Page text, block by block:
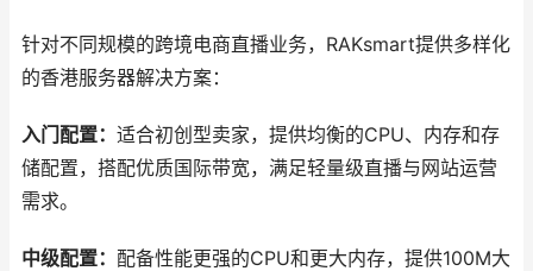
针对不同规模的跨境电商直播业务，RAKsmart提供多样化
的香港服务器解决方案：
入门配置： 适合初创型卖家，提供均衡的CPU、内存和存
储配置，搭配优质国际带宽，满足轻量级直播与网站运营
需求。
中级配置： 配备性能更强的CPU和更大内存，提供100M大